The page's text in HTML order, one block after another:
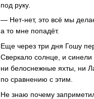
под руку.
— Нет-нет, это всё мы
а то мне попадёт.
Еще через три дня Гошу
Сверкало солнце, и синели
ни белоснежные яхты, ни
по сравнению с этим.
Не знаю почему